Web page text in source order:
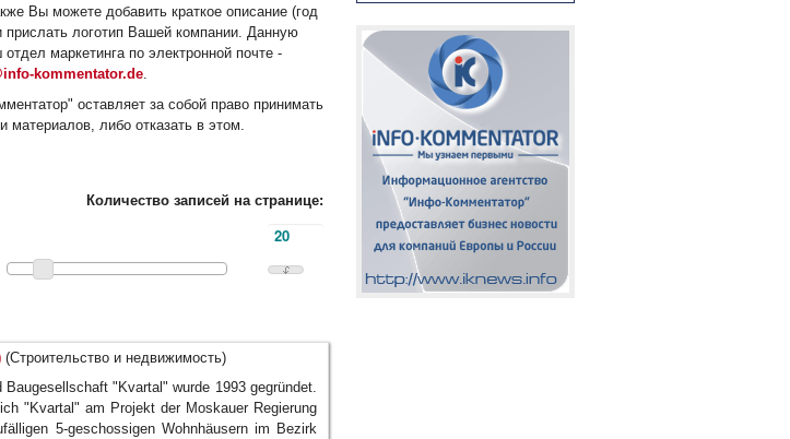
Вы можете добавить краткое описание (год
прислать логотип Вашей компании. Данную
маркетинга по электронной почте -
kommentator.de.
оставляет за собой право принимать
материалов, либо отказать в этом.
Количество записей на странице:
(Строительство и недвижимость)
Baugesellschaft "Kvartal" wurde 1993 gegründet.
"Kvartal" am Projekt der Moskauer Regierung
5-geschossigen Wohnhäusern im Bezirk